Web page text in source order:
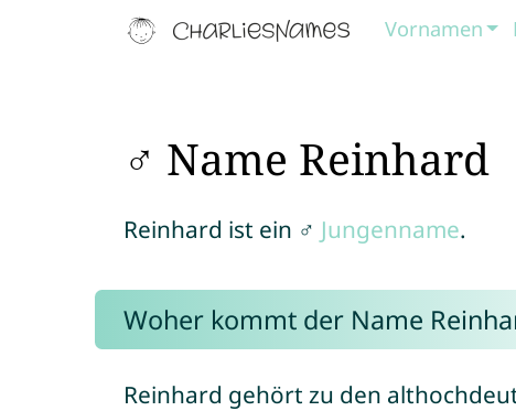
Vornamen
♂ Name Reinhard
Reinhard ist ein ♂ Jungenname.
Woher kommt der Name
Reinhard gehört zu den